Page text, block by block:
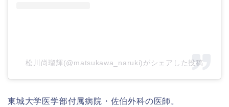
松川尚瑠輝(@matsukawa_naruki)がシェアした投稿
東城大学医学部付属病院・佐伯外科の医師。